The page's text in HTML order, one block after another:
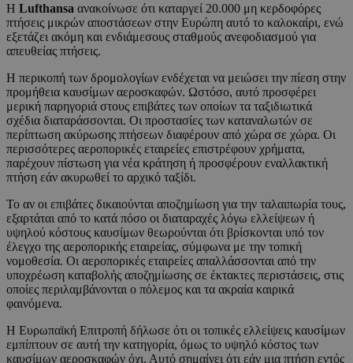
Η Lufthansa ανακοίνωσε ότι καταργεί 20.000 μη κερδοφόρες
πτήσεις μικρών αποστάσεων στην Ευρώπη αυτό το καλοκαίρι, ενώ
εξετάζει ακόμη και ενδιάμεσους σταθμούς ανεφοδιασμού για
απευθείας πτήσεις.
Η περικοπή των δρομολογίων ενδέχεται να μειώσει την πίεση στην
προμήθεια καυσίμων αεροσκαφών. Ωστόσο, αυτό προσφέρει
μερική παρηγοριά στους επιβάτες των οποίων τα ταξιδιωτικά
σχέδια διαταράσσονται. Οι προστασίες των καταναλωτών σε
περίπτωση ακύρωσης πτήσεων διαφέρουν από χώρα σε χώρα. Οι
περισσότερες αεροπορικές εταιρείες επιστρέφουν χρήματα,
παρέχουν πίστωση για νέα κράτηση ή προσφέρουν εναλλακτική
πτήση εάν ακυρωθεί το αρχικό ταξίδι.
Το αν οι επιβάτες δικαιούνται αποζημίωση για την ταλαιπωρία τους,
εξαρτάται από το κατά πόσο οι διαταραχές λόγω ελλείψεων ή
υψηλού κόστους καυσίμων θεωρούνται ότι βρίσκονται υπό τον
έλεγχο της αεροπορικής εταιρείας, σύμφωνα με την τοπική
νομοθεσία. Οι αεροπορικές εταιρείες απαλλάσσονται από την
υποχρέωση καταβολής αποζημίωσης σε έκτακτες περιστάσεις, στις
οποίες περιλαμβάνονται ο πόλεμος και τα ακραία καιρικά
φαινόμενα.
Η Ευρωπαϊκή Επιτροπή δήλωσε ότι οι τοπικές ελλείψεις καυσίμων
εμπίπτουν σε αυτή την κατηγορία, όμως το υψηλό κόστος των
καυσίμων αεροσκαφών όχι. Αυτό σημαίνει ότι εάν μια πτήση εντός